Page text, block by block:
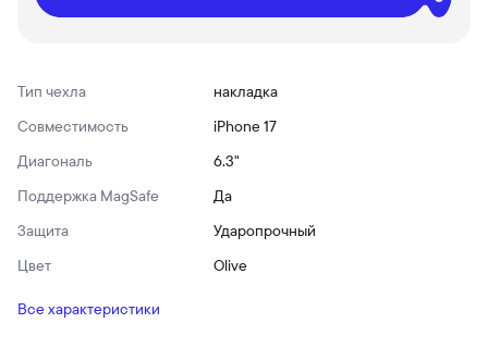
Тип чехла
накладка
Совместимость
iPhone 17
Диагональ
6.3"
Поддержка MagSafe
Да
Защита
Ударопрочный
Цвет
Olive
Все характеристики